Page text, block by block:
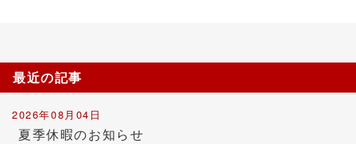
最近の記事
2026年08月04日
夏季休暇のお知らせ